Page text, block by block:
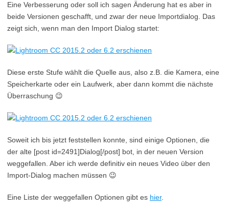
Eine Verbesserung oder soll ich sagen Änderung hat es aber in
beide Versionen geschafft, und zwar der neue Importdialog. Das
zeigt sich, wenn man den Import Dialog startet:
Diese erste Stufe wählt die Quelle aus, also z.B. die Kamera, eine
Speicherkarte oder ein Laufwerk, aber dann kommt die nächste
Überraschung 😉
Soweit ich bis jetzt feststellen konnte, sind einige Optionen, die
der alte [post id=2491]Dialog[/post] bot, in der neuen Version
weggefallen. Aber ich werde definitiv ein neues Video über den
Import-Dialog machen müssen 😉
Eine Liste der weggefallen Optionen gibt es hier.